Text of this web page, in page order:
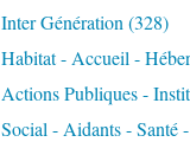
Inter Génération (328)
Habitat - Accueil -
Actions Publiques -
Social - Aidants - Santé -